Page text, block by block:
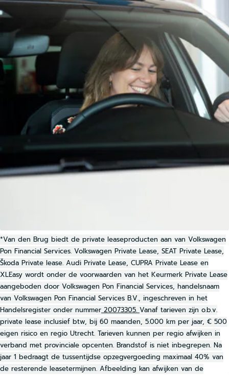
reparatie: onze specialisten staan klaar voor zowel
zakelijke als particuliere klanten.
Je kunt eenvoudig online contact opnemen of langskomen
bij een van onze vestigingen.
Onze advertenties zijn met grote zorg opgesteld, maar
hieraan kunnen geen rechten worden ontleend. Vertrouw
daarom niet alleen op deze informatie, maar controleer bij
aankoop de zaken die je beslissing zouden kunnen
beïnvloeden.
*Van den Brug biedt de private leaseproducten aan van Volkswagen
Pon Financial Services. Volkswagen Private Lease, SEAT Private Lease,
Škoda Private lease. Audi Private Lease, CUPRA Private Lease en
XLEasy wordt onder de voorwaarden van het Keurmerk Private Lease
aangeboden door Volkswagen Pon Financial Services, handelsnaam
van Volkswagen Pon Financial Services B.V., ingeschreven in het
Handelsregister onder nummer 20073305. Vanaf tarieven zijn o.b.v.
private lease inclusief btw, bij 60 maanden, 5.000 km per jaar, € 500
eigen risico en regio Utrecht. Tarieven kunnen per regio afwijken in
verband met provinciale opcenten. Brandstof is niet inbegrepen. Na
jaar 1 bedraagt de tussentijdse opzegvergoeding maximaal 40% van
de resterende leasetermijnen. Afbeelding kan afwijken van de